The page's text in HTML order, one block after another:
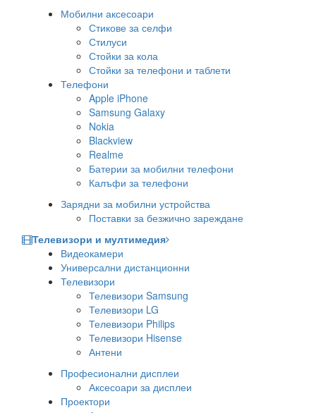
Мобилни аксесоари
Стикове за селфи
Стилуси
Стойки за кола
Стойки за телефони и таблети
Телефони
Apple iPhone
Samsung Galaxy
Nokia
Blackview
Realme
Батерии за мобилни телефони
Калъфи за телефони
Зарядни за мобилни устройства
Поставки за безжично зареждане
Телевизори и мултимедия
Видеокамери
Универсални дистанционни
Телевизори
Телевизори Samsung
Телевизори LG
Телевизори Philips
Телевизори Hisense
Антени
Професионални дисплеи
Аксесоари за дисплеи
Проектори